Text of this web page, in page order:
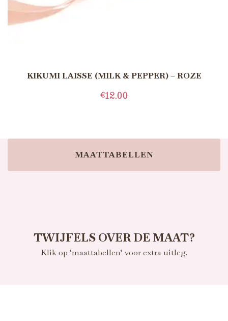
KIKUMI LAISSE (MILK & PEPPER) – ROZE
€12.00
MAATTABELLEN
TWIJFELS OVER DE MAAT?
Klik op ‘maattabellen’ voor extra uitleg.